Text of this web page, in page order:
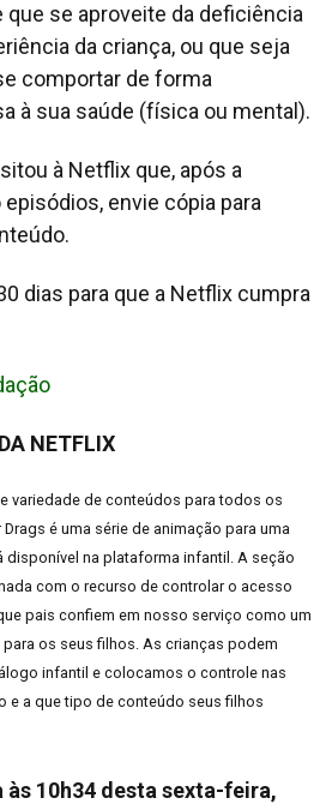
que se aproveite da deficiência
da criança, ou que seja
comportar de forma
à sua saúde (física ou mental).
à Netflix que, após a
envie cópia para
dias para que a Netflix cumpra
NETFLIX
variedade de conteúdos para todos os
é uma série de animação para uma
disponível na plataforma infantil. A seção
com o recurso de controlar o acesso
pais confiem em nosso serviço como um
os seus filhos. As crianças podem
infantil e colocamos o controle nas
e a que tipo de conteúdo seus filhos
10h34 desta sexta-feira,